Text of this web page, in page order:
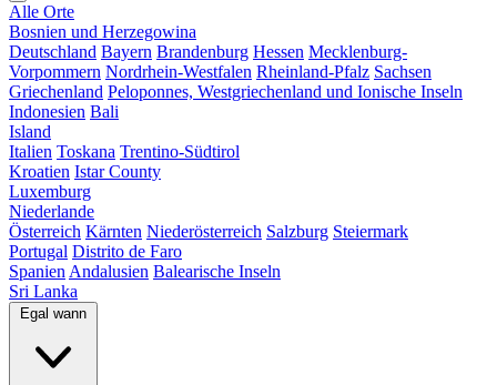
Alle Orte
Bosnien und Herzegowina
Deutschland Bayern Brandenburg Hessen Mecklenburg-
Vorpommern Nordrhein-Westfalen Rheinland-Pfalz Sachsen
Griechenland Peloponnes, Westgriechenland und Ionische Inseln
Indonesien Bali
Island
Italien Toskana Trentino-Südtirol
Kroatien Istar County
Luxemburg
Niederlande
Österreich Kärnten Niederösterreich Salzburg Steiermark
Portugal Distrito de Faro
Spanien Andalusien Balearische Inseln
Sri Lanka
Egal wann